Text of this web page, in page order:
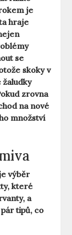
je
hraje
se
skoky v
žaludky
zrovna
na nové
množství
výběr
které
a
tipů, co